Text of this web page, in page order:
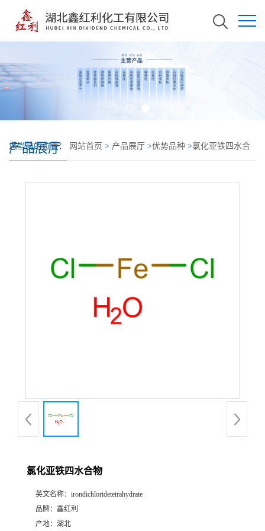
产品展厅
您当前的位置： 网站首页 > 产品展厅 >优势品种 >氯化亚铁四水合
氯化亚铁四水合物
英文名称： irondichloridetetrahydrate
品牌： 鑫红利
产地： 湖北